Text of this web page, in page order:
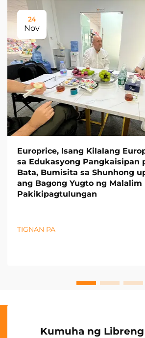
24
Nov
Europrice, Isang Kilalang
sa Edukasyong Pangkaisipan
Bata, Bumisita sa Shunhong
ang Bagong Yugto ng Malalim
Pakikipagtulungan
TIGNAN PA
Kumuha ng